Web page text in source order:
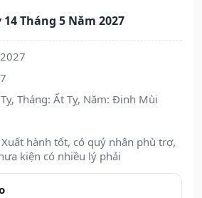
Tháng 5 Năm 2027
Tháng: Ất Tỵ, Năm: Đinh Mùi
Xuất hành tốt, có quý nhân phù trợ,
kiện có nhiều lý phải